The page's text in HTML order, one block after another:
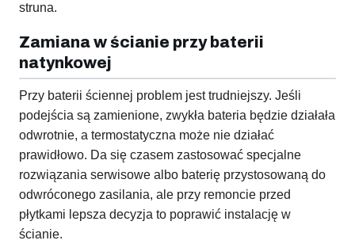
struna.
Zamiana w ścianie przy baterii
natynkowej
Przy baterii ściennej problem jest trudniejszy. Jeśli
podejścia są zamienione, zwykła bateria będzie działała
odwrotnie, a termostatyczna może nie działać
prawidłowo. Da się czasem zastosować specjalne
rozwiązania serwisowe albo baterię przystosowaną do
odwróconego zasilania, ale przy remoncie przed
płytkami lepsza decyzja to poprawić instalację w
ścianie.